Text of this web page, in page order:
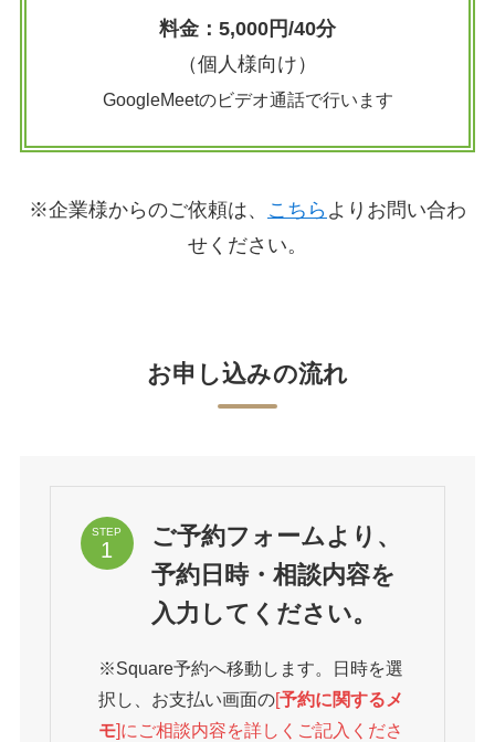
料金：5,000円/40分
（個人様向け）
GoogleMeetのビデオ通話で行います
※企業様からのご依頼は、 こちら よりお問い合わ
せください。
お申し込みの流れ
STEP
ご予約フォームより、
予約日時・相談内容を
入力してください。
※Square予約へ移動します。日時を選
択し、お支払い画面の[予約に関するメ
モ]に ご相談内容を詳しくご記入くださ